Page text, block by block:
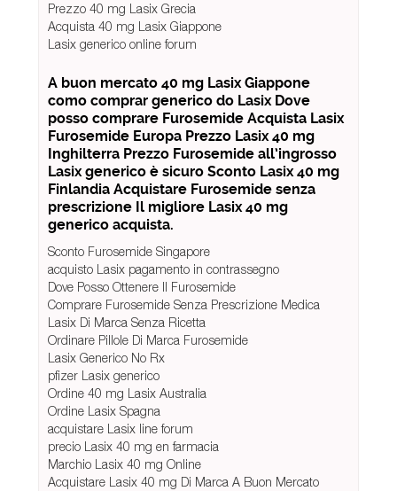
Prezzo 40 mg Lasix Grecia
Acquista 40 mg Lasix Giappone
Lasix generico online forum
A buon mercato 40 mg Lasix Giappone
como comprar generico do Lasix Dove
posso comprare Furosemide Acquista Lasix
Furosemide Europa Prezzo Lasix 40 mg
Inghilterra Prezzo Furosemide all’ingrosso
Lasix generico è sicuro Sconto Lasix 40 mg
Finlandia Acquistare Furosemide senza
prescrizione Il migliore Lasix 40 mg
generico acquista.
Sconto Furosemide Singapore
acquisto Lasix pagamento in contrassegno
Dove Posso Ottenere Il Furosemide
Comprare Furosemide Senza Prescrizione Medica
Lasix Di Marca Senza Ricetta
Ordinare Pillole Di Marca Furosemide
Lasix Generico No Rx
pfizer Lasix generico
Ordine 40 mg Lasix Australia
Ordine Lasix Spagna
acquistare Lasix line forum
precio Lasix 40 mg en farmacia
Marchio Lasix 40 mg Online
Acquistare Lasix 40 mg Di Marca A Buon Mercato